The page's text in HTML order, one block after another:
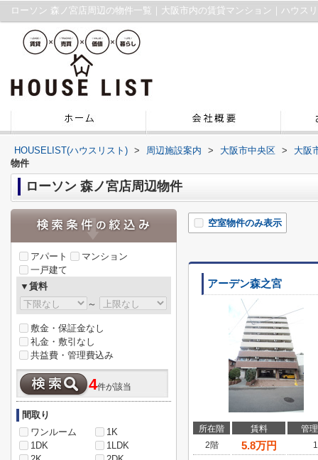
ローソン 森ノ宮店周辺の物件一覧｜大阪市内の賃貸マンション｜ハウス
HOUSELIST(ハウスリスト) > 周辺施設案内 > 大阪市中央区 >
大阪
物件
ローソン 森ノ宮店周辺物件
空室物件のみ表示
アーデン森之宮
所在階 賃料
管
2階
5.8万円
アパート
マンション
一戸建て
▼賃料
～
敷金・保証金なし
礼金・敷引なし
共益費・管理費込み
4件が該当
間取り
ワンルーム
1K
1DK
1LDK